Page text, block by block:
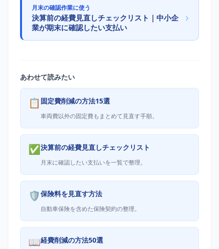
月末の確認作業に使う
決算前の経費見直しチェックリスト｜中小企
業が期末に確認したい支払い
›
あわせて読みたい
📋 固定費削減の方法15選
車両費以外の固定費もまとめて見直す手順。
✅決算前の経費見直しチェックリスト
月末に確認したい支払いを一覧で整理。
🛡️保険料を見直す方法
自動車保険を含めた保険契約の整理。
📖経費削減の方法50選